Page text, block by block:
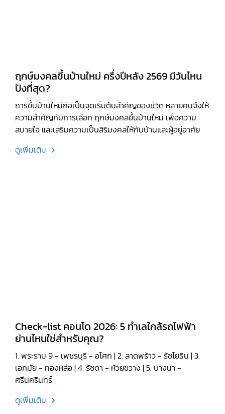
ฤกษ์มงคลขึ้นบ้านใหม่ ครึ่งปีหลัง 2569 มีวันไหน
ปังที่สุด?
การขึ้นบ้านใหม่ถือเป็นจุดเริ่มต้นสำคัญของชีวิต หลายคนจึงให้
ความสำคัญกับการเลือก ฤกษ์มงคลขึ้นบ้านใหม่ เพื่อความ
สบายใจ และเสริมความเป็นสิริมงคลให้กับบ้านและผู้อยู่อาศัย
ดูเพิ่มเติม
Check-list คอนโด 2026: 5 ทำเลใกล้รถไฟฟ้า
ย่านไหนใช่สำหรับคุณ?
1. พระราม 9 - เพชรบุรี - อโศก | 2. ลาดพร้าว - รัชโยธิน | 3.
เอกมัย - ทองหล่อ | 4. รัชดา - ห้วยขวาง | 5. บางนา -
ศรีนครินทร์
ดูเพิ่มเติม